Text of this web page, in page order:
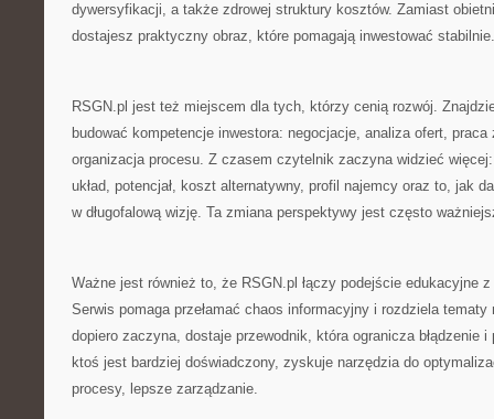
dywersyfikacji, a także zdrowej struktury kosztów. Zamiast
dostajesz praktyczny obraz, które pomagają inwestować stabilnie.
RSGN.pl jest też miejscem dla tych, którzy cenią rozwój.
budować kompetencje inwestora: negocjacje, analiza ofert,
organizacja procesu. Z czasem czytelnik zaczyna widzieć
układ, potencjał, koszt alternatywny, profil najemcy oraz to, jak
w długofalową wizję. Ta zmiana perspektywy jest często
Ważne jest również to, że RSGN.pl łączy podejście edukacyjne z
Serwis pomaga przełamać chaos informacyjny i rozdziela
dopiero zaczyna, dostaje przewodnik, która ogranicza błądzenie
ktoś jest bardziej doświadczony, zyskuje narzędzia do
procesy, lepsze zarządzanie.